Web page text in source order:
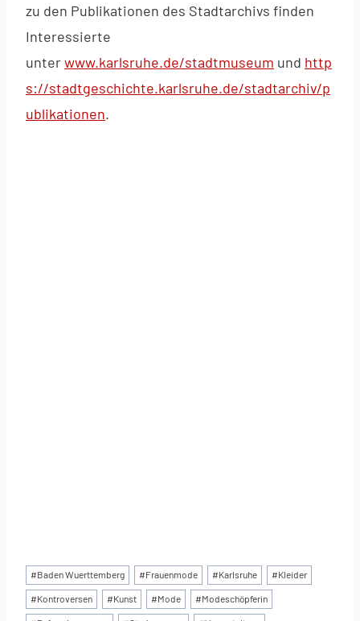
zu den Publikationen des Stadtarchivs finden
Interessierte
unterwww.karlsruhe.de/stadtmuseum und http
s://stadtgeschichte.karlsruhe.de/stadtarchiv/p
ublikationen.
Schlagworte:
#Baden Wuerttemberg #Frauenmode #Karlsruhe #Kleider
#Kontroversen #Kunst #Mode #Modeschöpferin